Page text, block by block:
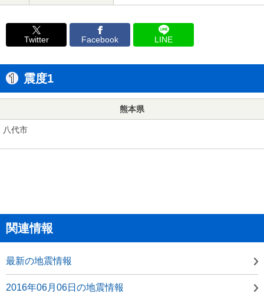
Twitter Facebook LINE
震度1
熊本県
八代市
関連情報
最新の地震情報
2016年06月06日の地震情報